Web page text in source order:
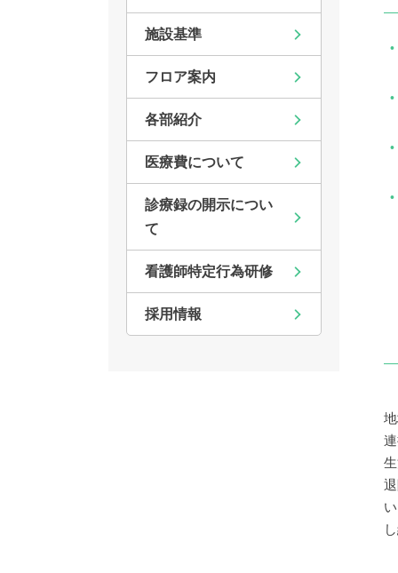
施設基準
フロア案内
各部紹介
医療費について
診療録の開示につい
て
看護師特定行為研修
採用情報